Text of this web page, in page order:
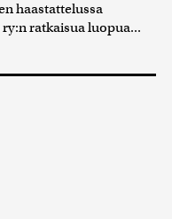
haastattelussa
ratkaisua luopua...